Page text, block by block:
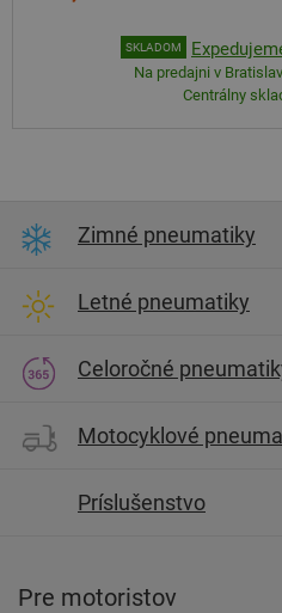
SKLADOM
Na predajni v
Centrálny
Zimné pneumatiky
Letné pneumatiky
Celoročné
Motocyklové
Príslušenstvo
Pre motoristov